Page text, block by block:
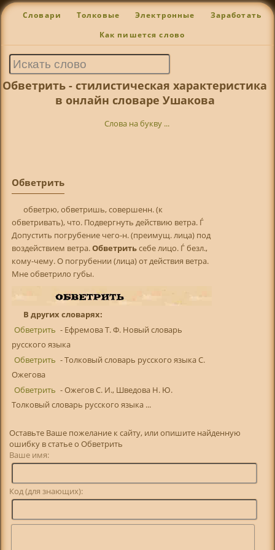
Словари Толковые Электронные Заработать
Как пишется слово
Обветрить - стилистическая характеристика
в онлайн словаре Ушакова
Слова на букву ...
Обветрить
обветрю, обветришь, совершенн. (к
обветривать), что. Подвергнуть действию ветра. Ѓ
Допустить погрубение чего-н. (преимущ. лица) под
воздействием ветра.Обветритьсебе лицо. Ѓ безл.,
кому-чему. О погрубении (лица) от действия ветра.
Мне обветрило губы.
В других словарях:
Обветрить - Ефремова Т. Ф. Новый словарь
русского языка
Обветрить - Толковый словарь русского языка С.
Ожегова
Обветрить - Ожегов С. И., Шведова Н. Ю.
Толковый словарь русского языка ...
Оставьте Ваше пожелание к сайту, или опишите найденную
ошибку в статье о Обветрить
Ваше имя:
Код (для знающих):